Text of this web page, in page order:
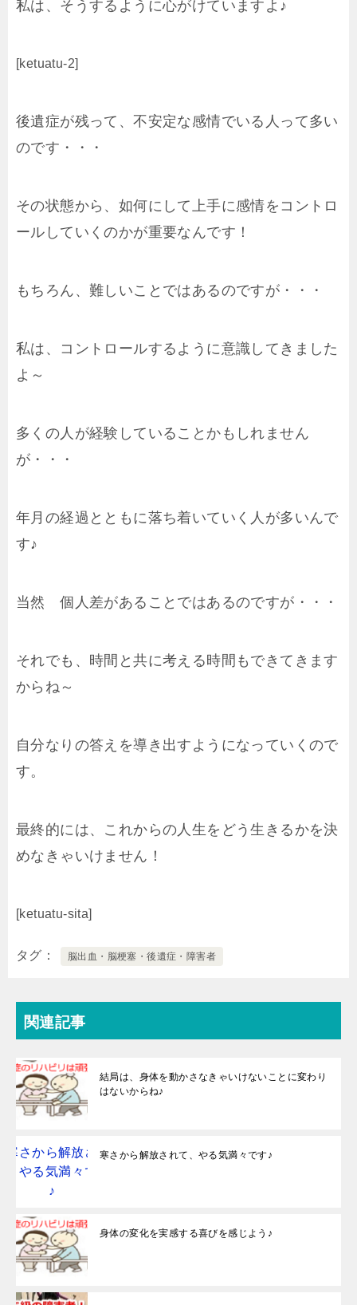
私は、そうするように心がけていますよ♪
[ketuatu-2]
後遺症が残って、不安定な感情でいる人って多い
のです・・・
その状態から、如何にして上手に感情をコントロ
ールしていくのかが重要なんです！
もちろん、難しいことではあるのですが・・・
私は、コントロールするように意識してきました
よ～
多くの人が経験していることかもしれません
が・・・
年月の経過とともに落ち着いていく人が多いんで
す♪
当然 個人差があることではあるのですが・・・
それでも、時間と共に考える時間もできてきます
からね～
自分なりの答えを導き出すようになっていくので
す。
最終的には、これからの人生をどう生きるかを決
めなきゃいけません！
[ketuatu-sita]
タグ 脳出血・脳梗塞・後遺症・障害者
関連記事
結局は、身体を動かさなきゃいけないことに変わり
はないからね♪
寒さから解放されて、やる気満々です♪
身体の変化を実感する喜びを感じよう♪